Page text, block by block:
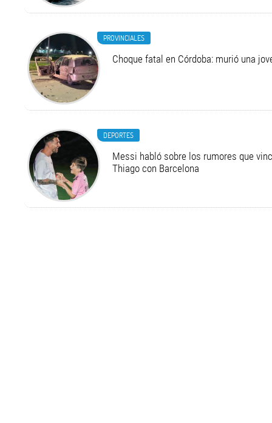
PROVINCIALES
Choque fatal en Córdoba: murió una
DEPORTES
Messi habló sobre los rumores que
Thiago con Barcelona